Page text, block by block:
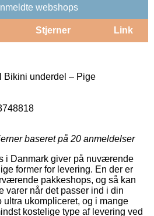
webshops
Stjerner Link
Bikini underdel – Pige
baseret på 20 anmeldelser
i Danmark giver på nuværende
former for levering. En der er
pakkeshops, og så kan
varer når det passer ind i din
ultra ukompliceret, og i mange
kostelige type af levering ved